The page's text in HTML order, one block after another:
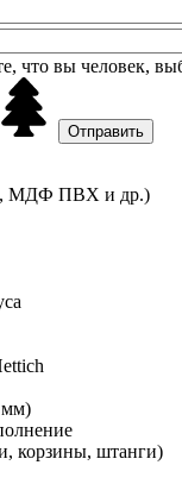
что вы человек,
МДФ ПВХ и др.)
корзины, штанги)